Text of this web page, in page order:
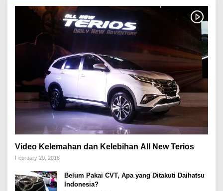
Video Kelemahan dan Kelebihan All New Terios
February 20, 2018
Belum Pakai CVT, Apa yang Ditakuti Daihatsu
Indonesia?